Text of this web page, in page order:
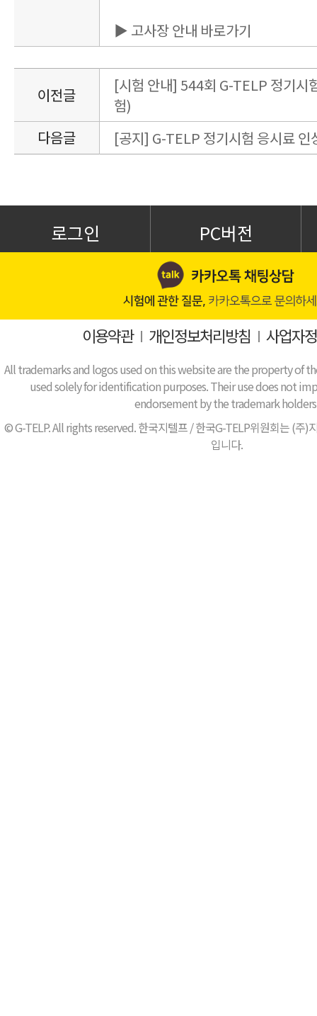
▶ 고사장 안내 바로가기
이전글
[시험 안내] 544회 G-TELP 정기
험)
다음글
[공지] G-TELP 정기시험 응시료 인
로그인 PC버전
이용약관I 개인정보처리방침 I 사업자
All trademarks and logos used on this website are the property of
used solely for identification purposes. Their use does not
endorsement by the trademark
© G-TELP. All rights reserved. 한국지텔프 / 한국G-TELP위원회는 (주)
입니다.